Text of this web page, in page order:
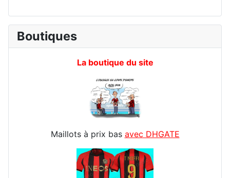
Boutiques
La boutique du site
Maillots à prix bas avec DHGATE